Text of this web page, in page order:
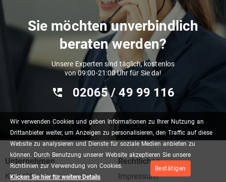
Wir verwenden Cookies und geben Informationen zu Ihrer Nutzung an
Drittanbieter weiter, um Anzeigen zu personalisieren, den Traffic auf diese
Website zu analysieren und Dienste für soziale Medien anbieten zu
können. Durch Benutzung unserer Website akzeptieren Sie unsere
Richtlinien zur Verwendung von Cookies.
Klicken Sie hier für weitere Details
Bestätigen
Sie möchten unverbindlich
beraten werden?
Unsere Experten sind täglich, kostenlos
von 09:00-21:00 Uhr für Sie da!
02065 / 49 ‌99 116
Unternehmen
Kontakt
Rechtliches
Impressum